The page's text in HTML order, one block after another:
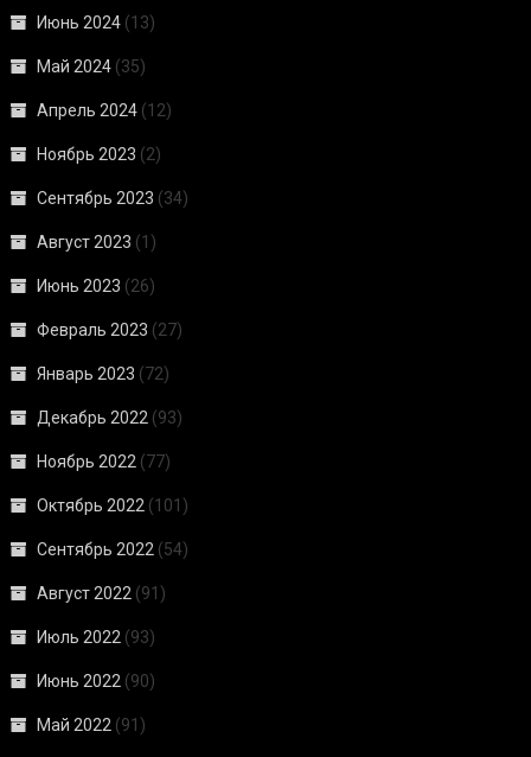
Июнь 2024 (13)
Май 2024 (35)
Апрель 2024 (12)
Ноябрь 2023 (2)
Сентябрь 2023 (34)
Август 2023 (1)
Июнь 2023 (26)
Февраль 2023 (27)
Январь 2023 (72)
Декабрь 2022 (93)
Ноябрь 2022 (77)
Октябрь 2022 (101)
Сентябрь 2022 (54)
Август 2022 (91)
Июль 2022 (93)
Июнь 2022 (90)
Май 2022 (91)